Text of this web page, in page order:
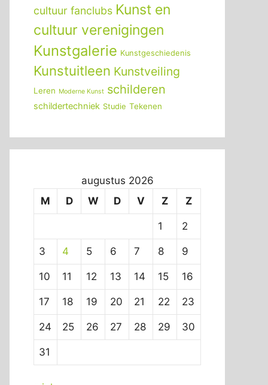
cultuur fanclubs Kunst en
cultuur verenigingen
Kunstgalerie Kunstgeschiedenis
Kunstuitleen Kunstveiling
Leren Moderne Kunst schilderen
schildertechniek Studie Tekenen
augustus 2026
M
D W D V Z Z
1 2
3 4 5 6 7 8 9
10 11 12 13 14 15 16
17 18 19 20 21 22 23
24 25 26 27 28 29 30
31